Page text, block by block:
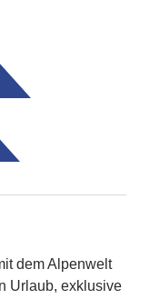
dem Alpenwelt
Urlaub, exklusive